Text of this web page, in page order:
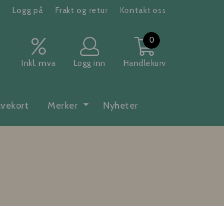
Logg på Frakt og retur Kontakt oss
Inkl. mva Logg inn
0
Handlekurv
Merker Nyheter